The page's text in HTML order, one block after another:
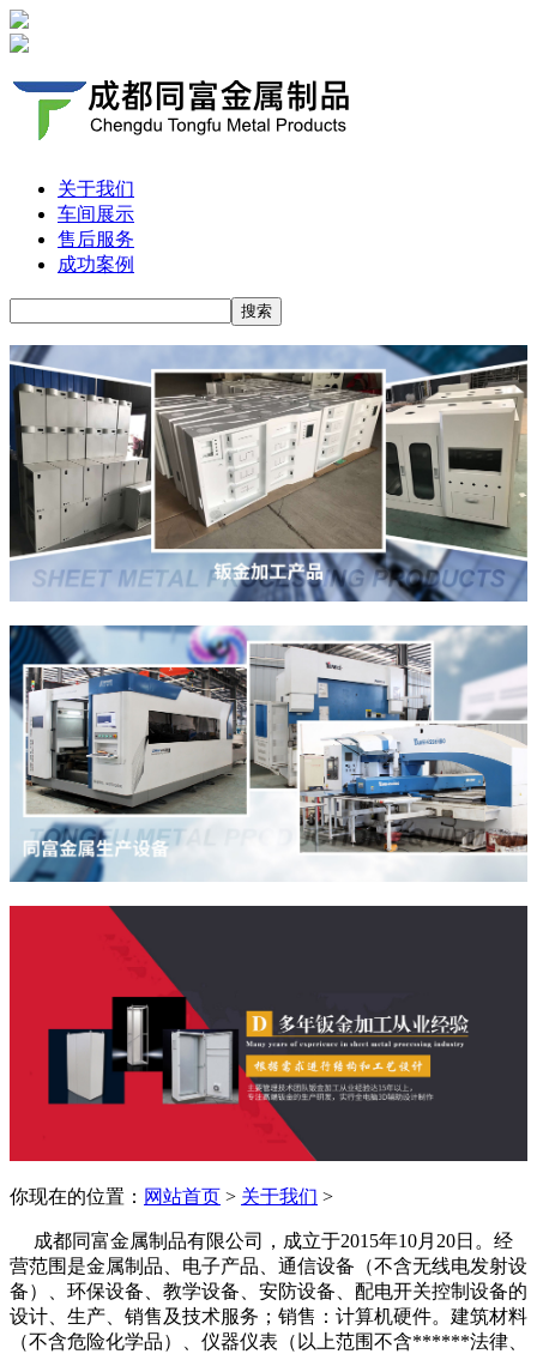
关于我们
车间展示
售后服务
成功案例
你现在的位置： 网站首页 > 关于我们 >
成都同富金属制品有限公司，成立于2015年10月20日。经
营范围是金属制品、电子产品、通信设备（不含无线电发射设
备）、环保设备、教学设备、安防设备、配电开关控制设备的
设计、生产、销售及技术服务；销售：计算机硬件。建筑材料
（不含危险化学品）、仪器仪表（以上范围不含******法律、